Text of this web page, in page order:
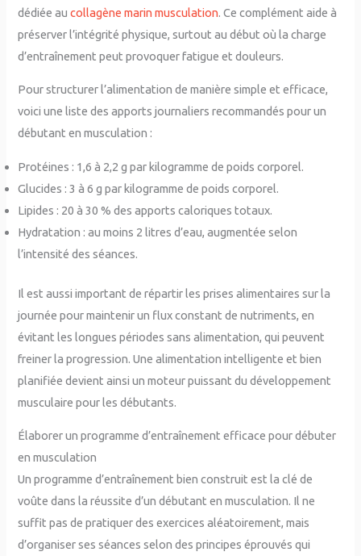
dédiée aucollagène marin musculation. Ce complément aide à
préserver l’intégrité physique, surtout au début où la charge
d’entraînement peut provoquer fatigue et douleurs.
Pour structurer l’alimentation de manière simple et efficace,
voici une liste des apports journaliers recommandés pour un
débutant en musculation :
Protéines : 1,6 à 2,2 g par kilogramme de poids corporel.
Glucides : 3 à 6 g par kilogramme de poids corporel.
Lipides : 20 à 30 % des apports caloriques totaux.
Hydratation : au moins 2 litres d’eau, augmentée selon
l’intensité des séances.
Il est aussi important de répartir les prises alimentaires sur la
journée pour maintenir un flux constant de nutriments, en
évitant les longues périodes sans alimentation, qui peuvent
freiner la progression. Une alimentation intelligente et bien
planifiée devient ainsi un moteur puissant du développement
musculaire pour les débutants.
Élaborer un programme d’entraînement efficace pour débuter
en musculation
Un programme d’entraînement bien construit est la clé de
voûte dans la réussite d’un débutant en musculation. Il ne
suffit pas de pratiquer des exercices aléatoirement, mais
d’organiser ses séances selon des principes éprouvés qui